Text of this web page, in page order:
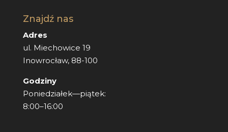
Znajdź nas
Adres
ul. Miechowice 19
Inowrocław, 88-100
Godziny
Poniedziałek—piątek:
8:00–16:00